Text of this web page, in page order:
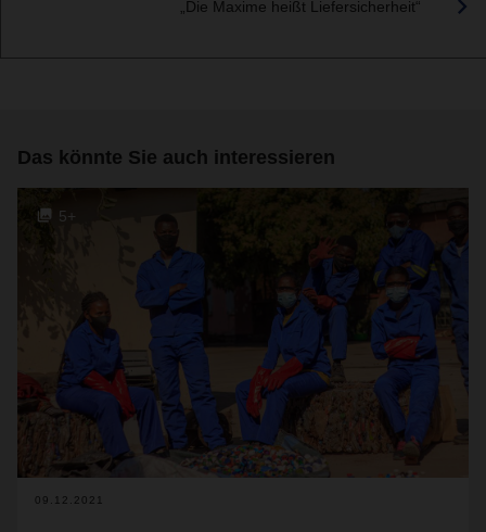
„Die Maxime heißt Liefersicherheit“
Das könnte Sie auch interessieren
5+
09.12.2021